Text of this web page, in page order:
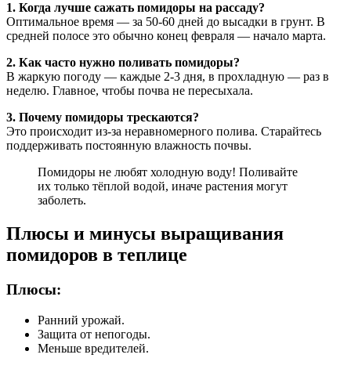
1. Когда лучше сажать помидоры на рассаду?
Оптимальное время — за 50-60 дней до высадки в грунт. В
средней полосе это обычно конец февраля — начало марта.
2. Как часто нужно поливать помидоры?
В жаркую погоду — каждые 2-3 дня, в прохладную — раз в
неделю. Главное, чтобы почва не пересыхала.
3. Почему помидоры трескаются?
Это происходит из-за неравномерного полива. Старайтесь
поддерживать постоянную влажность почвы.
Помидоры не любят холодную воду! Поливайте
их только тёплой водой, иначе растения могут
заболеть.
Плюсы и минусы выращивания
помидоров в теплице
Плюсы:
Ранний урожай.
Защита от непогоды.
Меньше вредителей.